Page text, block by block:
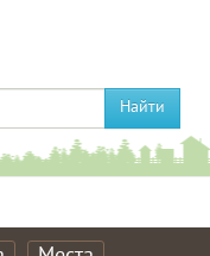
Найти